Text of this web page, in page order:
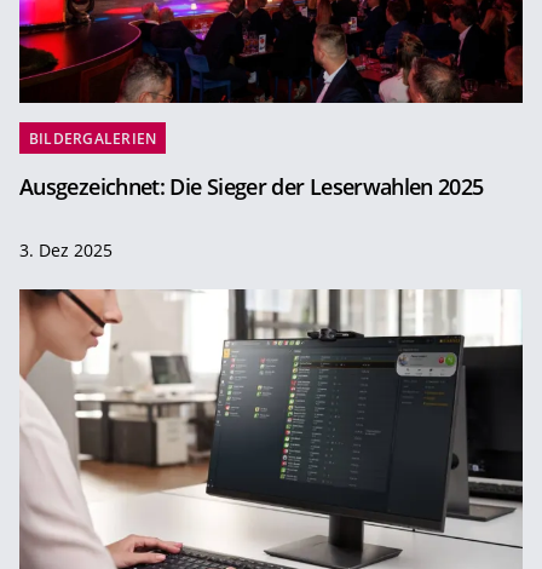
BILDERGALERIEN
Ausgezeichnet: Die Sieger der Leserwahlen 2025
3. Dez 2025